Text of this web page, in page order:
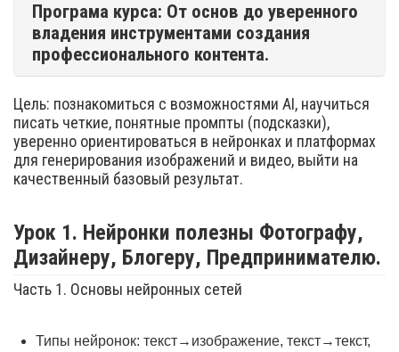
Програма курса: От основ до уверенного
владения инструментами создания
профессионального контента.
Цель: познакомиться с возможностями AI, научиться
писать четкие, понятные промпты (подсказки),
уверенно ориентироваться в нейронках и платформах
для генерирования изображений и видео, выйти на
качественный базовый результат.
Урок 1. Нейронки полезны Фотографу,
Дизайнеру, Блогеру, Предпринимателю.
Часть 1. Основы нейронных сетей
Типы нейронок: текст→изображение, текст→текст,